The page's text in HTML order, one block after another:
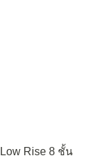
Rise 8 ชั้น